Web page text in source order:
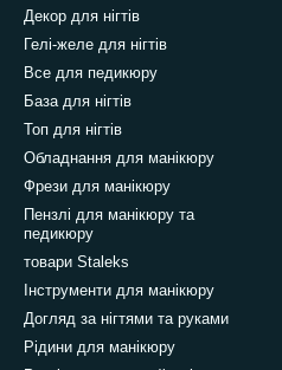
Декор для нігтів
Гелі-желе для нігтів
Все для педикюру
База для нігтів
Топ для нігтів
Обладнання для манікюру
Фрези для манікюру
Пензлі для манікюру та
педикюру
товари Staleks
Інструменти для манікюру
Догляд за нігтями та руками
Рідини для манікюру